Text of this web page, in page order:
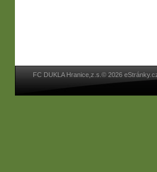
FC DUKLA Hranice,z.s.© 2026